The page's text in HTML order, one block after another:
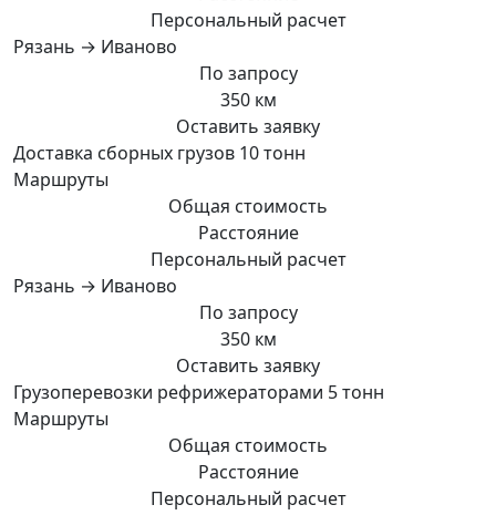
Персональный расчет
Рязань → Иваново
По запросу
350 км
Оставить заявку
Доставка сборных грузов 10 тонн
Маршруты
Общая стоимость
Расстояние
Персональный расчет
Рязань → Иваново
По запросу
350 км
Оставить заявку
Грузоперевозки рефрижераторами 5 тонн
Маршруты
Общая стоимость
Расстояние
Персональный расчет